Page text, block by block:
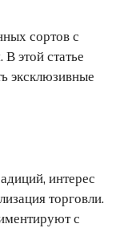
сортов с
этой статье
эксклюзивные
интерес
торговли.
с